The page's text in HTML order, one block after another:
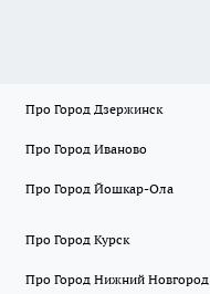
Про Город Дзержинск
Про Город Иваново
Про Город Йошкар-Ола
Про Город Курск
Про Город Нижний Новгород